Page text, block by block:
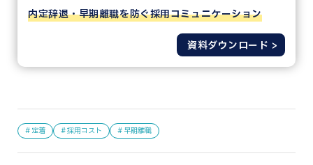
内定辞退・早期離職を防ぐ採用コミュニケーション
資料ダウンロード
# 定着 # 採用コスト # 早期離職